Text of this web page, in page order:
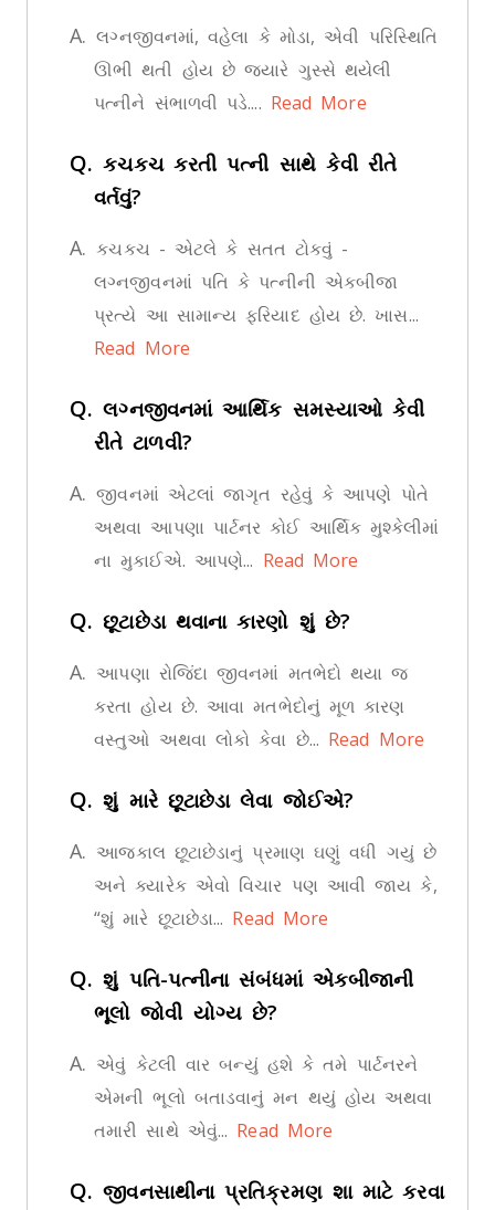
A.લગ્નજીવનમાં, વહેલા કે મોડા, એવી પરિસ્થિતિ
ઊભી થતી હોય છે જ્યારે ગુસ્સે થયેલી
પત્નીને સંભાળવી પડે.... Read More
Q.કચકચ કરતી પત્ની સાથે કેવી રીતે
વર્તવું?
A. કચકચ - એટલે કે સતત ટોકવું -
લગ્નજીવનમાં પતિ કે પત્નીની એકબીજા
પ્રત્યે આ સામાન્ય ફરિયાદ હોય છે. ખાસ...
Read More
Q.લગ્નજીવનમાં આર્થિક સમસ્યાઓ કેવી
રીતે ટાળવી?
A.જીવનમાં એટલાં જાગૃત રહેવું કે આપણે પોતે
અથવા આપણા પાર્ટનર કોઈ આર્થિક મુશ્કેલીમાં
ના મુકાઈએ. આપણે... Read More
Q.છૂટાછેડા થવાના કારણો શું છે?
A. આપણા રોજિંદા જીવનમાં મતભેદો થયા જ
કરતા હોય છે. આવા મતભેદોનું મૂળ કારણ
વસ્તુઓ અથવા લોકો કેવા છે... Read More
Q.શું મારે છૂટાછેડા લેવા જોઈએ?
A. આજકાલ છૂટાછેડાનું પ્રમાણ ઘણું વધી ગયું છે
અને ક્યારેક એવો વિચાર પણ આવી જાય કે,
“શું મારે છૂટાછેડા... Read More
Q.શું પતિ-પત્નીના સંબંધમાં એકબીજાની
ભૂલો જોવી યોગ્ય છે?
A. એવું કેટલી વાર બન્યું હશે કે તમે પાર્ટનરને
એમની ભૂલો બતાડવાનું મન થયું હોય અથવા
તમારી સાથે એવું... Read More
Q.જીવનસાથીના પ્રતિક્રમણ શા માટે કરવા